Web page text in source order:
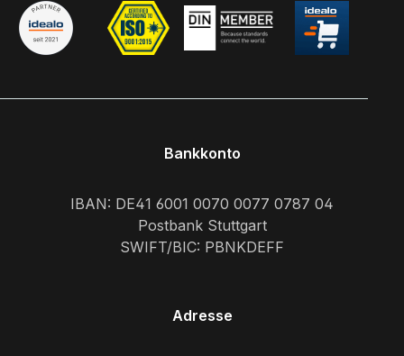
Bankkonto
IBAN: DE41 6001 0070 0077 0787 04
Postbank Stuttgart
SWIFT/BIC: PBNKDEFF
Adresse